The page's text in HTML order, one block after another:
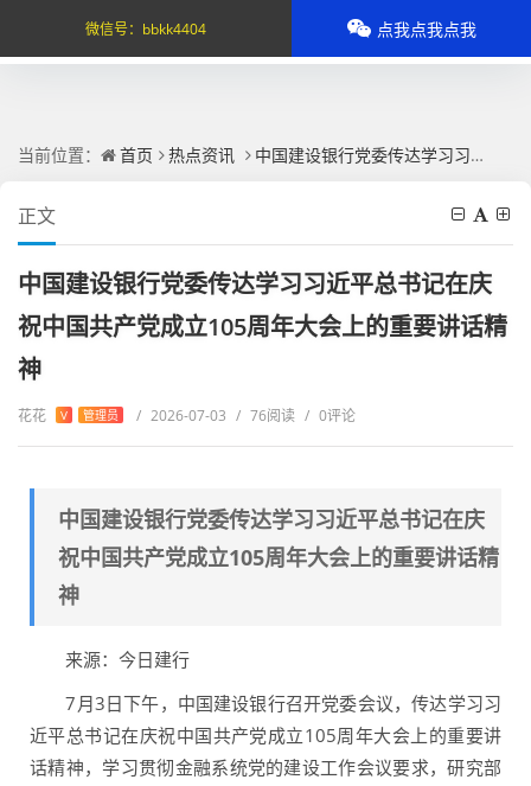
当前位置： 首页 热点资讯 中国建设银行党委传达学习习近平总书记在庆祝中国共产党成立105周年大会上的重要讲话精神
正文
中国建设银行党委传达学习习近平总书记在庆
祝中国共产党成立105周年大会上的重要讲话精
神
花花 V 管理员 / 2026-07-03 / 76阅读 / 0评论
中国建设银行党委传达学习习近平总书记在庆
祝中国共产党成立105周年大会上的重要讲话精
神
来源：今日建行
7月3日下午，中国建设银行召开党委会议，传达学习习
近平总书记在庆祝中国共产党成立105周年大会上的重要讲
话精神，学习贯彻金融系统党的建设工作会议要求，研究部
微信号： bbkk4404 点我点我点我